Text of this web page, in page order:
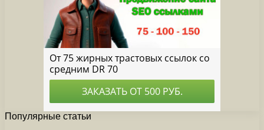
Популярные статьи